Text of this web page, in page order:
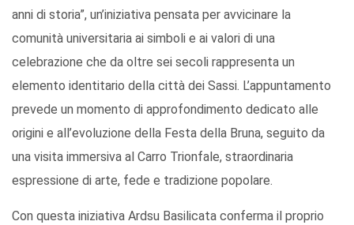
anni di storia”, un’iniziativa pensata per avvicinare la
comunità universitaria ai simboli e ai valori di una
celebrazione che da oltre sei secoli rappresenta un
elemento identitario della città dei Sassi. L’appuntamento
prevede un momento di approfondimento dedicato alle
origini e all’evoluzione della Festa della Bruna, seguito da
una visita immersiva al Carro Trionfale, straordinaria
espressione di arte, fede e tradizione popolare.
Con questa iniziativa Ardsu Basilicata conferma il proprio